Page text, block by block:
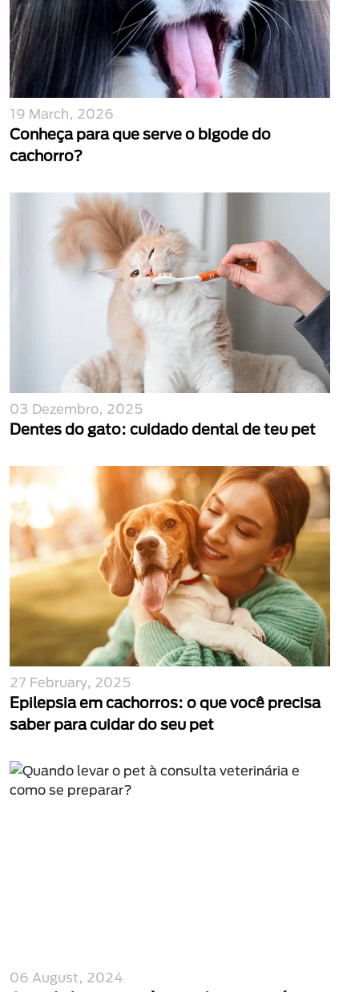
19 March, 2026
Conheça para que serve o bigode do
cachorro?
03 Dezembro, 2025
Dentes do gato: cuidado dental de teu pet
27 February, 2025
Epilepsia em cachorros: o que você precisa
saber para cuidar do seu pet
06 August, 2024